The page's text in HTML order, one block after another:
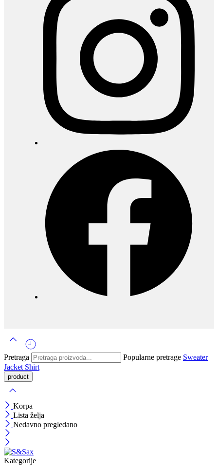
Pretraga Popularne pretrage Sweater
Jacket Shirt
Korpa
Lista želja
Nedavno pregledano
Kategorije